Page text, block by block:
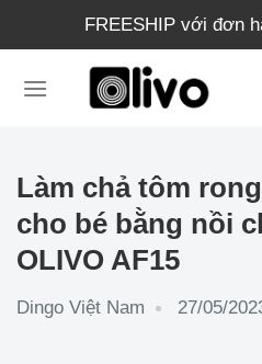
dung
FREESHIP với đơn
Làm chả tôm
cho bé bằng nồi
OLIVO AF15
Dingo Việt Nam 27/05/